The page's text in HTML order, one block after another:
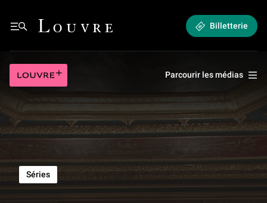
Menu
Louvre - Retour à l'accueil Billetterie
Parcourir les médias
Séries